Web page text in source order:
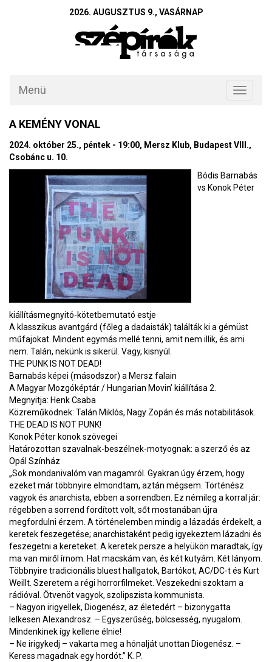
2026. AUGUSZTUS 9., VASÁRNAP
Toggle
Menü
A KEMÉNY VONAL
2024. október 25., péntek - 19:00, Mersz Klub, Budapest VIII.,
Csobánc u. 10.
Bódis Barnabás
vs Konok Péter
kiállításmegnyitó-kötetbemutató estje
A klasszikus avantgárd (főleg a dadaisták) találták ki a gémüst
műfajokat. Mindent egymás mellé tenni, amit nem illik, és ami
nem. Talán, nekünk is sikerül. Vagy, kisnyúl.
THE PUNK IS NOT DEAD!
Barnabás képei (másodszor) a Mersz falain
A Magyar Mozgóképtár / Hungarian Movin’ kiállítása 2.
Megnyitja: Henk Csaba
Közreműködnek: Talán Miklós, Nagy Zopán és más notabilitások.
THE DEAD IS NOT PUNK!
Konok Péter konok szövegei
Határozottan szavalnak-beszélnek-motyognak: a szerző és az
Opál Színház
„Sok mondanivalóm van magamról. Gyakran úgy érzem, hogy
ezeket már többnyire elmondtam, aztán mégsem. Történész
vagyok és anarchista, ebben a sorrendben. Ez némileg a korral jár:
régebben a sorrend fordított volt, sőt mostanában újra
megfordulni érzem. A történelemben mindig a lázadás érdekelt, a
keretek feszegetése; anarchistaként pedig igyekeztem lázadni és
feszegetni a kereteket. A keretek persze a helyükön maradtak, így
ma van miről írnom. Hat macskám van, és két kutyám. Két lányom.
Többnyire tradicionális bluest hallgatok, Bartókot, AC/DC-t és Kurt
Weillt. Szeretem a régi horrorfilmeket. Veszekedni szoktam a
rádióval. Ötvenöt vagyok, szolipszista kommunista.
– Nagyon irigyellek, Diogenész, az életedért – bizonygatta
lelkesen Alexandrosz. – Egyszerűség, bölcsesség, nyugalom.
Mindenkinek így kellene élnie!
– Ne irigykedj – vakarta meg a hónalját unottan Diogenész. –
Keress magadnak egy hordót.” K. P.